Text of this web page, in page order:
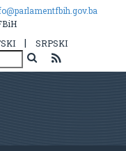
| SRPSKI